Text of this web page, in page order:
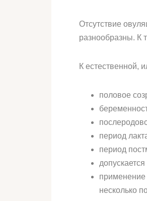
Отсутствие
разнообразны. К
К естественной,
половое
период
период
применение
несколько